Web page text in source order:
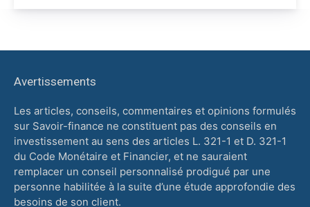
Avertissements
Les articles, conseils, commentaires et opinions formulés
sur Savoir-finance ne constituent pas des conseils en
investissement au sens des articles L. 321-1 et D. 321-1
du Code Monétaire et Financier, et ne sauraient
remplacer un conseil personnalisé prodigué par une
personne habilitée à la suite d’une étude approfondie des
besoins de son client.